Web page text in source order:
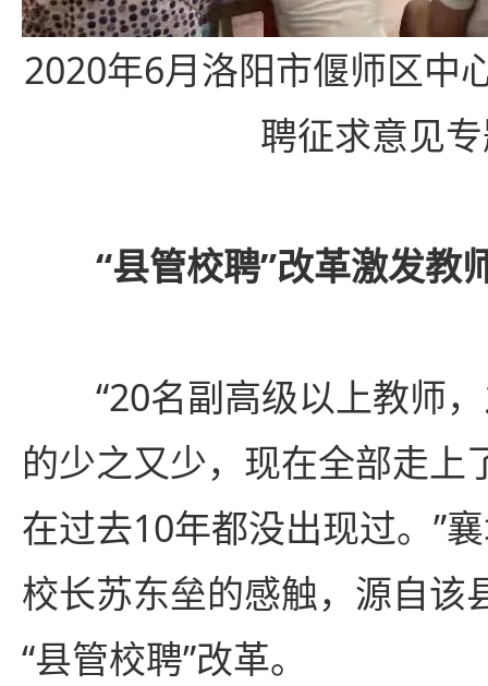
2020年6月洛阳市偃师区中
聘征求意见
“县管校聘”改革激发教
“20名副高级以上教师，
的少之又少，现在全部走上
在过去10年都没出现过。”
校长苏东垒的感触，源自该
“县管校聘”改革。